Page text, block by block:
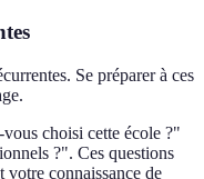
Se préparer à ces
choisi cette école ?"
?". Ces questions
connaissance de